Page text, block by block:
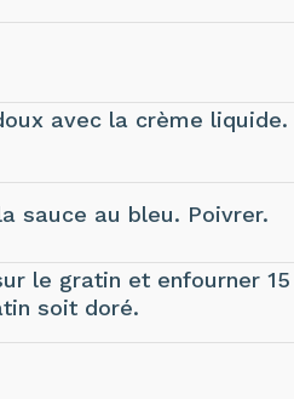
avec la crème liquide.
sauce au bleu. Poivrer.
le gratin et enfourner 15
soit doré.